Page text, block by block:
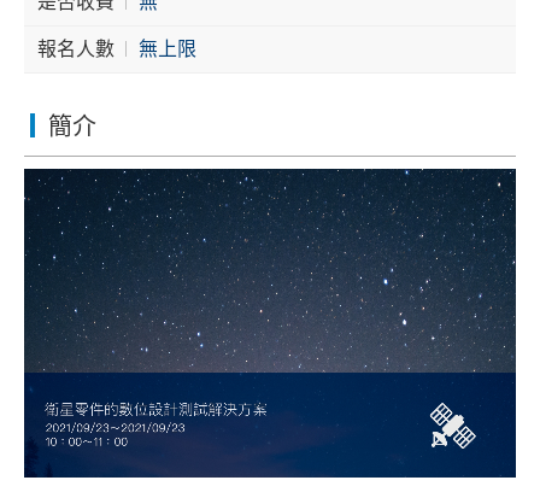
報名人數
無上限
簡介